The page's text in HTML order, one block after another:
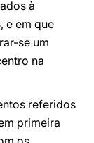
à
e em que
se um
na
referidos
primeira